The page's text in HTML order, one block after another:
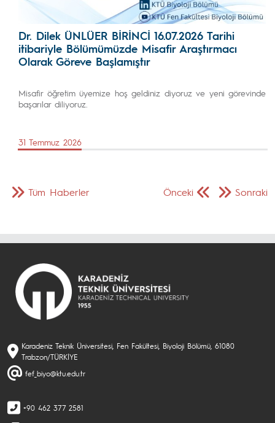
Dr. Dilek ÜNLÜER BİRİNCİ 16.07.2026 Tarihi
itibariyle Bölümümüzde Misafir Araştırmacı
Olarak Göreve Başlamıştır
Misafir öğretim üyemize hoş geldiniz diyoruz ve yeni görevinde
başarılar diliyoruz.
31 Temmuz 2026
Önceki Sonraki
Tüm Haberler
Karadeniz Teknik Üniversitesi, Fen Fakültesi, Biyoloji Bölümü, 61080
Trabzon/TÜRKİYE
fef_biyo@ktu.edu.tr
+90 462 377 2581